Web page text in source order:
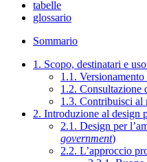
tabelle
glossario
Sommario
1. Scopo, destinatari e
1.1.
1.2. Consultazione
1.3. Contribuisci al
2. Introduzione al design
2.1. Design per
government)
2.2. L’approccio